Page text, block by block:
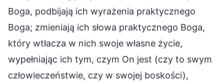
Boga, podbijają ich wyrażenia praktycznego
Boga; zmieniają ich słowa praktycznego Boga,
który wtłacza w nich swoje własne życie,
wypełniając ich tym, czym On jest (czy to swym
człowieczeństwie, czy w swojej boskości),